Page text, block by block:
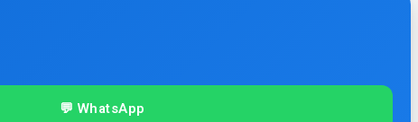
💬 WhatsApp